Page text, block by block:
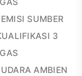
SUMBER
3
AMBIEN